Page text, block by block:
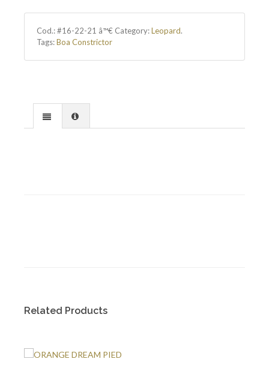
Cod.:#16-22-21 â™€ Category:Leopard.
Tags:Boa Constrictor
Related Products